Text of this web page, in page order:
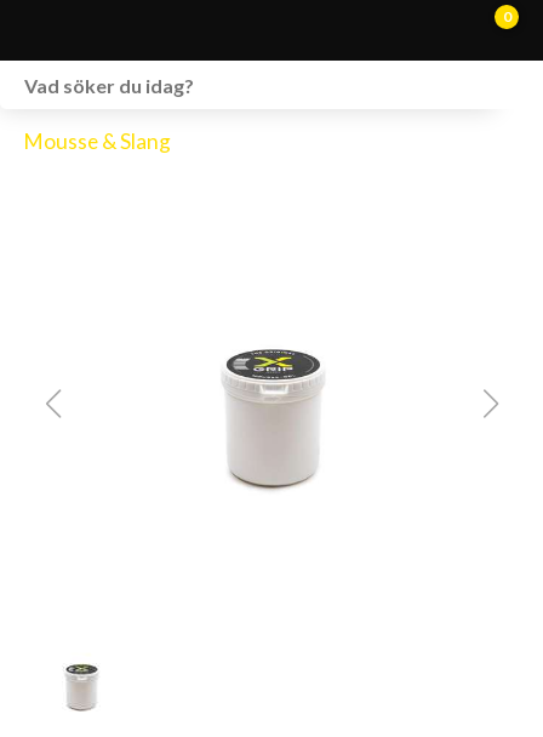
0
KONTAKT
Mousse & Slang